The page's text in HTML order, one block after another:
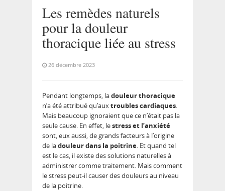
Les remèdes naturels
pour la douleur
thoracique liée au stress
26 décembre 2023
Pendant longtemps, ladouleur thoracique
n’a été attribué qu’auxtroubles cardiaques.
Mais beaucoup ignoraient que ce n’était pas la
seule cause. En effet, lestress et l’anxiété
sont, eux aussi, de grands facteurs à l’origine
de ladouleur dans la poitrine. Et quand tel
est le cas, il existe des solutions naturelles à
administrer comme traitement. Mais comment
le stress peut-il causer des douleurs au niveau
de la poitrine.